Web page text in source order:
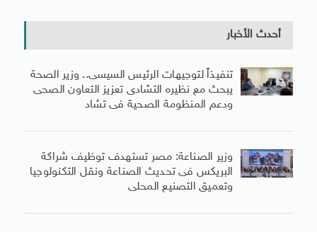
أحدث الأخبار
تنفيذاً لتوجيهات الرئيس السيسى.. وزير الصحة
يبحث مع نظيره التشادى تعزيز التعاون الصحى
ودعم المنظومة الصحية فى تشاد
وزير الصناعة: مصر تستهدف توظيف شراكة
البريكس فى تحديث الصناعة ونقل التكنولوجيا
وتعميق التصنيع المحلى